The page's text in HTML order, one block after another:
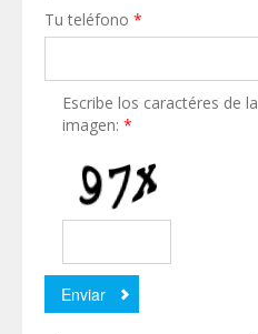
Tu teléfono *
Escribe los caractéres de la
imagen:*